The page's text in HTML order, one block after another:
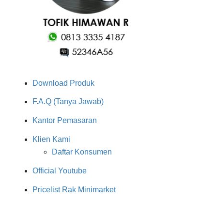
Download Produk
F.A.Q (Tanya Jawab)
Kantor Pemasaran
Klien Kami
Daftar Konsumen
Official Youtube
Pricelist Rak Minimarket